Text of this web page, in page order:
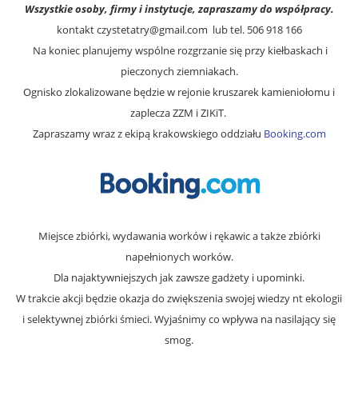
Wszystkie osoby, firmy i instytucje, zapraszamy do współpracy.
kontaktczystetatry@gmail.com lub tel. 506 918 166
Na koniec planujemy wspólne rozgrzanie się przy kiełbaskach i
pieczonych ziemniakach.
Ognisko zlokalizowane będzie w rejonie kruszarek kamieniołomu i
zaplecza ZZM i ZIKiT.
Zapraszamy wraz z ekipą krakowskiego oddziału Booking.com
Miejsce zbiórki, wydawania worków i rękawic a także zbiórki
napełnionych worków.
Dla najaktywniejszych jak zawsze gadżety i upominki.
W trakcie akcji będzie okazja do zwiększenia swojej wiedzy nt ekologii
i selektywnej zbiórki śmieci. Wyjaśnimy co wpływa na nasilający się
smog.